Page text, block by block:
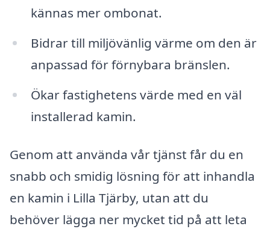
kännas mer ombonat.
Bidrar till miljövänlig värme om den är
anpassad för förnybara bränslen.
Ökar fastighetens värde med en väl
installerad kamin.
Genom att använda vår tjänst får du en
snabb och smidig lösning för att inhandla
en kamin i Lilla Tjärby, utan att du
behöver lägga ner mycket tid på att leta